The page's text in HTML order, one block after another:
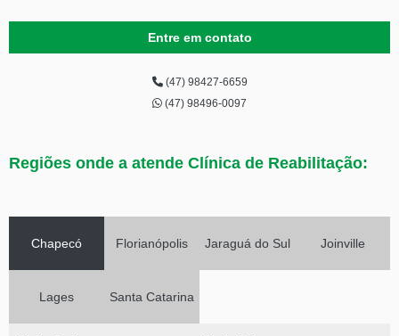
Entre em contato
(47) 98427-6659
(47) 98496-0097
Regiões onde a atende Clínica de Reabilitação:
Chapecó Florianópolis Jaraguá do Sul Joinville
Lages Santa Catarina